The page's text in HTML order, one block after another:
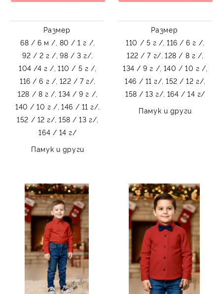
Размер
68 / 6 м /, 80 / 1 г /,
92 / 2 г /, 98 / 3 г/,
104 /4 г /, 110 / 5 г /,
116 / 6 г /, 122 / 7 г/,
128 / 8 г /, 134 / 9 г /,
140 / 10 г /, 146 / 11 г/,
152 / 12 г/, 158 / 13 г/,
164 / 14 г/
Памук и други
Размер
110 / 5 г /, 116 / 6 г /,
122 / 7 г/, 128 / 8 г /,
134 / 9 г /, 140 / 10 г /,
146 / 11 г/, 152 / 12 г/,
158 / 13 г/, 164 / 14 г/
Памук и други